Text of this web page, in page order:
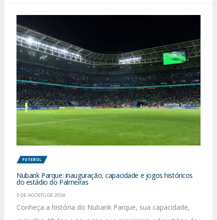
FUTEBOL
Nubank Parque: inauguração, capacidade e jogos históricos
do estádio do Palmeiras
5 DE AGOSTO DE 2026
Conheça a história do Nubank Parque, sua capacidade,